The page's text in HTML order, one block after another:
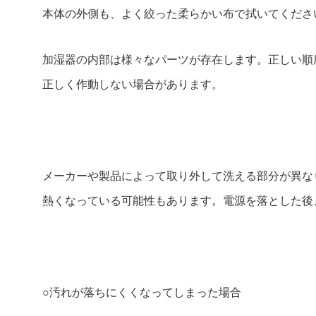
本体の外側も、よく絞った柔らかい布で拭いてくださ
加湿器の内部は様々なパーツが存在します。正しい
正しく作動しない場合があります。
メーカーや製品によって取り外して洗える部分が異
熱くなっている可能性もあります。電源を落とした
○汚れが落ちにくくなってしまった場合